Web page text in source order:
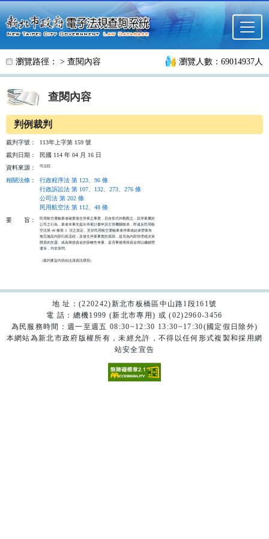
跳至主要內容
瀏覽路徑： > 查閱內容 瀏覽人數：69014937人
查閱內容
判例裁判
裁判字號：
113年上字第 159 號
裁判日期：
民國 114 年 04 月 16 日
資料來源：
司法院
相關法條 ：
行政程序法 第 123、96 條
行政訴訟法 第 107、132、273、276 條
公司法 第 202 條
民用航空法 第 112、48 條
要
旨：
民用航空運輸業者確實發生停業之事實，且自形式外觀觀之，其停業屬於
公司之行為，業者未事先提出停業計畫申請主管機關核准，即違反民用航
空法第 48 條第 3  項之規定。至於民用航空運輸業者停業或結束營業有
無完備其內部行政流程；及發生停業事實的原因，是否為內部管理或決策
體系的失靈、或為籌措資金的策略性考量、是否事後籌得資金得以繼續營
運等，均非所問。
（裁判要旨內容由法源資訊撰寫）
地 址：(220242)新北市板橋區中山路1段161號
電 話：總機1999 (新北市專用) 或 (02)2960-3456
為民服務時間：週一至週五 08:30~12:30 13:30~17:30(國定假日除外)
本網站為新北市政府版權所有，未經允許，不得以任何形式複製和採用網
站安全宣告